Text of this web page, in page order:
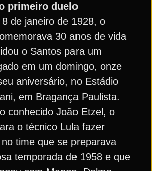
primeiro duelo
de janeiro de 1928, o
30 anos de vida
o Santos para um
em um domingo, onze
aniversário, no Estádio
em Bragança Paulista.
conhecido João Etzel, o
o técnico Lula fazer
time que se preparava
temporada de 1958 e que